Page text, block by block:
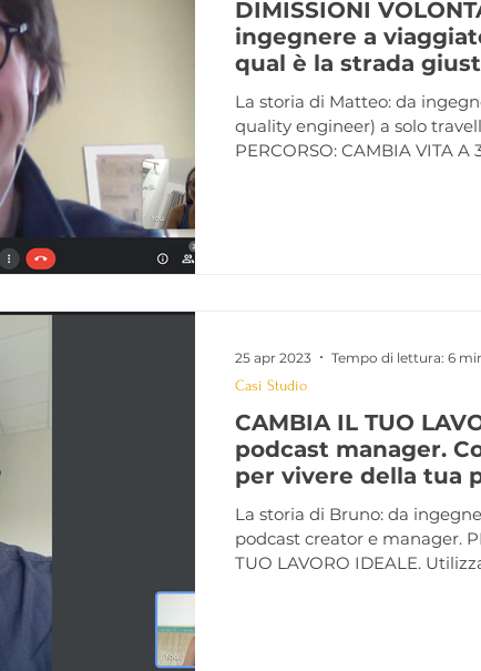
DIMISSIONI
ingegnere a
qual è la strada
La storia di Matteo: da
quality engineer) a solo
PERCORSO: CAMBIA VITA A
CAMBIA IL TUO
podcast manager.
per vivere della tua
La storia di Bruno: da
podcast creator e manager.
TUO LAVORO IDEALE.
Casi Studio
25 apr 2023 Tempo di lettura: 6